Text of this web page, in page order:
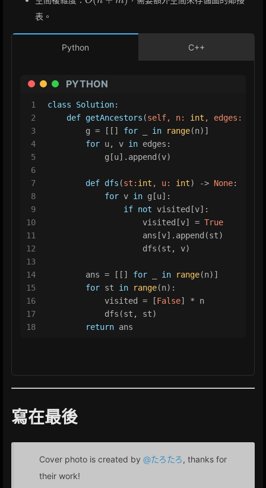
表。
Python C++
PYTHON
1
2
3
4
5
6
7
8
9
10
11
12
13
14
15
16
17
18
class Solution:
def getAncestors (self, n: int , edges:
        g = [[]
for in range(n)]
for u, v in edges:
            g[u].append(v)
def dfs (st: int , u: int) -> None:
for v in g[u]:
if not visited[v]:
                    visited[v] =
True
                    ans[v].append(st)
                    dfs(st, v)
        ans = [[]
for in range(n)]
for st in range(n):
            visited = [
False] * n
            dfs(st, st)
return ans
寫在最後
Cover photo is created by @たろたろ, thanks for
their work!